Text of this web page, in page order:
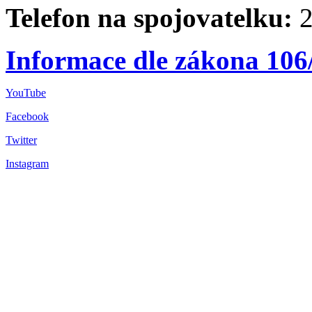
Telefon na spojovatelku:
Informace dle zákona
YouTube
Facebook
Twitter
Instagram